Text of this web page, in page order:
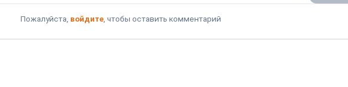
Пожалуйста, войдите, чтобы оставить комментарий